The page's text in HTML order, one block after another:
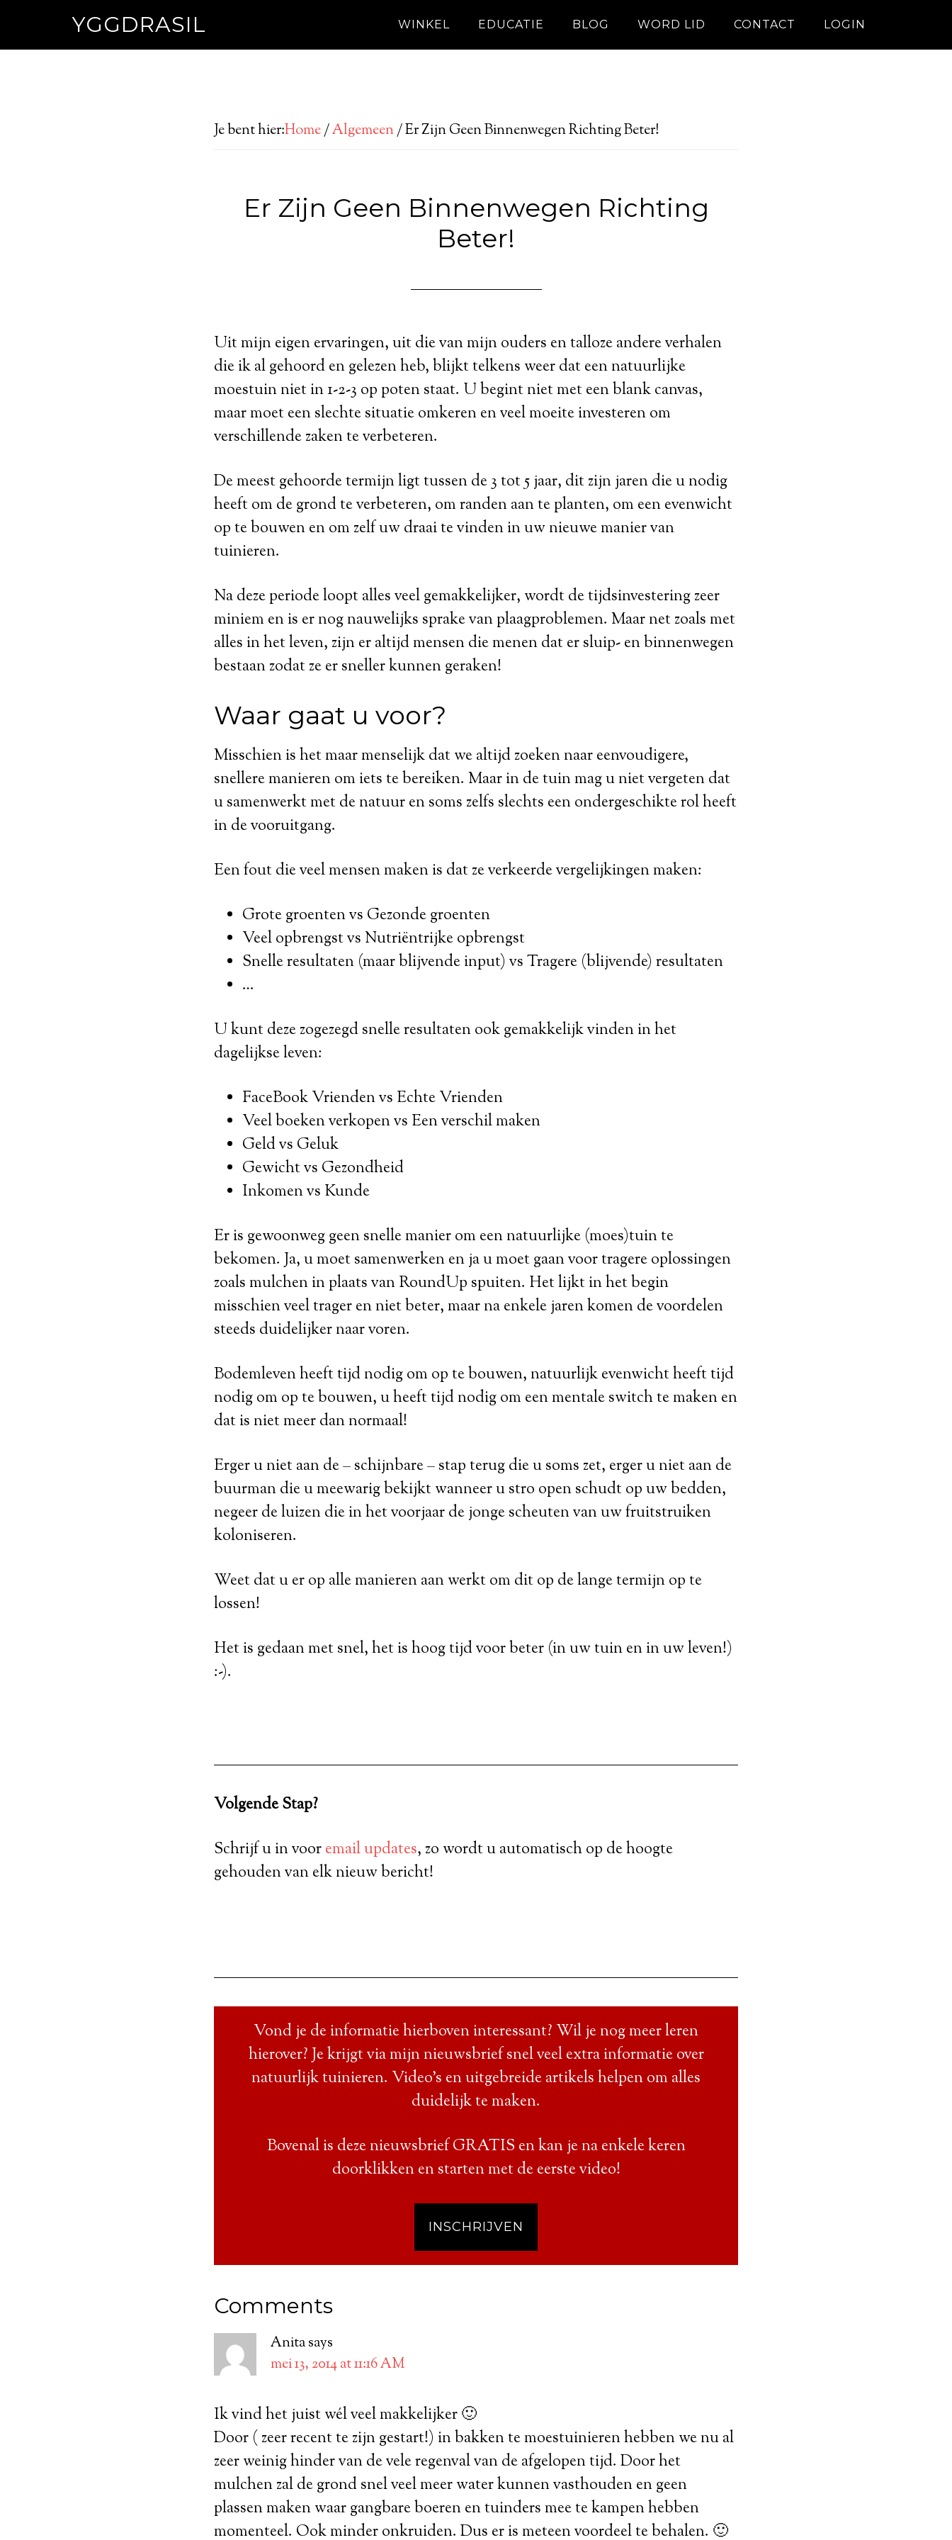
YGGDRASIL WINKEL EDUCATIE BLOG WORD LID CONTACT LOGIN
Je bent hier:Home/Algemeen/Er Zijn Geen Binnenwegen Richting Beter!
Er Zijn Geen Binnenwegen Richting
Beter!
Uit mijn eigen ervaringen, uit die van mijn ouders en talloze andere verhalen
die ik al gehoord en gelezen heb, blijkt telkens weer dat een natuurlijke
moestuin niet in 1-2-3 op poten staat. U begint niet met een blank canvas,
maar moet een slechte situatie omkeren en veel moeite investeren om
verschillende zaken te verbeteren.
De meest gehoorde termijn ligt tussen de 3 tot 5 jaar, dit zijn jaren die u nodig
heeft om de grond te verbeteren, om randen aan te planten, om een evenwicht
op te bouwen en om zelf uw draai te vinden in uw nieuwe manier van
tuinieren.
Na deze periode loopt alles veel gemakkelijker, wordt de tijdsinvestering zeer
miniem en is er nog nauwelijks sprake van plaagproblemen. Maar net zoals met
alles in het leven, zijn er altijd mensen die menen dat er sluip- en binnenwegen
bestaan zodat ze er sneller kunnen geraken!
Waar gaat u voor?
Misschien is het maar menselijk dat we altijd zoeken naar eenvoudigere,
snellere manieren om iets te bereiken. Maar in de tuin mag u niet vergeten dat
u samenwerkt met de natuur en soms zelfs slechts een ondergeschikte rol heeft
in de vooruitgang.
Een fout die veel mensen maken is dat ze verkeerde vergelijkingen maken:
Grote groenten vs Gezonde groenten
Veel opbrengst vs Nutriëntrijke opbrengst
Snelle resultaten (maar blijvende input) vs Tragere (blijvende) resultaten
…
U kunt deze zogezegd snelle resultaten ook gemakkelijk vinden in het
dagelijkse leven:
FaceBook Vrienden vs Echte Vrienden
Veel boeken verkopen vs Een verschil maken
Geld vs Geluk
Gewicht vs Gezondheid
Inkomen vs Kunde
Er is gewoonweg geen snelle manier om een natuurlijke (moes)tuin te
bekomen. Ja, u moet samenwerken en ja u moet gaan voor tragere oplossingen
zoals mulchen in plaats van RoundUp spuiten. Het lijkt in het begin
misschien veel trager en niet beter, maar na enkele jaren komen de voordelen
steeds duidelijker naar voren.
Bodemleven heeft tijd nodig om op te bouwen, natuurlijk evenwicht heeft tijd
nodig om op te bouwen, u heeft tijd nodig om een mentale switch te maken en
dat is niet meer dan normaal!
Erger u niet aan de – schijnbare – stap terug die u soms zet, erger u niet aan de
buurman die u meewarig bekijkt wanneer u stro open schudt op uw bedden,
negeer de luizen die in het voorjaar de jonge scheuten van uw fruitstruiken
koloniseren.
Weet dat u er op alle manieren aan werkt om dit op de lange termijn op te
lossen!
Het is gedaan met snel, het is hoog tijd voor beter (in uw tuin en in uw leven!)
:-).
Volgende Stap?
Schrijf u in vooremail updates, zo wordt u automatisch op de hoogte
gehouden van elk nieuw bericht!
Vond je de informatie hierboven interessant? Wil je nog meer leren
hierover? Je krijgt via mijn nieuwsbrief snel veel extra informatie over
natuurlijk tuinieren. Video’s en uitgebreide artikels helpen om alles
duidelijk te maken.
Bovenal is deze nieuwsbrief GRATIS en kan je na enkele keren
doorklikken en starten met de eerste video!
INSCHRIJVEN
Comments
Anitasays
mei 13, 2014 at 11:16 AM
Ik vind het juist wél veel makkelijker 🙂
Door ( zeer recent te zijn gestart!) in bakken te moestuinieren hebben we nu al
zeer weinig hinder van de vele regenval van de afgelopen tijd. Door het
mulchen zal de grond snel veel meer water kunnen vasthouden en geen
plassen maken waar gangbare boeren en tuinders mee te kampen hebben
momenteel. Ook minder onkruiden. Dus er is meteen voordeel te behalen. 🙂